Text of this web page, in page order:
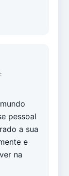
pessoal
a sua
e
na